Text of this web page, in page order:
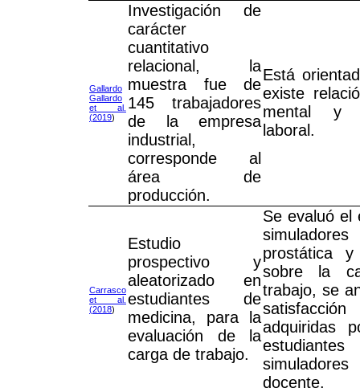
Gallardo
Gallardo
et al.
(2019)
Investigación de
carácter
cuantitativo
relacional, la
muestra fue de
145 trabajadores
de la empresa
industrial,
corresponde al
área de
producción.
Está
existe
mental y
laboral.
Carrasco
et al.
(2018)
Estudio
prospectivo y
aleatorizado en
estudiantes de
medicina, para la
evaluación de la
carga de trabajo.
Se evaluó el
prostática
sobre la
trabajo, se
adquiridas
docente.